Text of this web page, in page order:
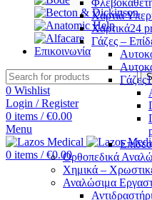
Επικοινωνία
0 Wishlist
Login / Register
0 items / €0.00
Menu
0 items / €0.00
Χαρτιά
Χαρτικά24
Γάζες –
Γάζες
Ορθοπεδικά
Χημικά –
Αναλώσιμα